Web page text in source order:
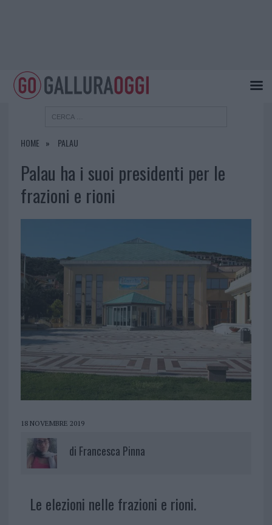
HOME PALAU
Palau ha i suoi presidenti per le
frazioni e rioni
18 NOVEMBRE 2019
di Francesca Pinna
Le elezioni nelle frazioni e rioni.